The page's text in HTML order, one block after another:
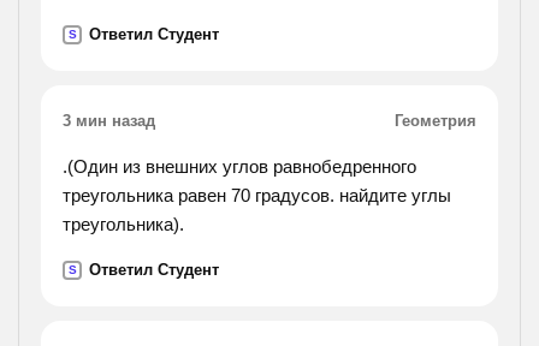
каждого из трёх друзей? составить к уравнение.).
S Ответил Студент
3 мин назад Геометрия
.(Один из внешних углов равнобедренного
треугольника равен 70 градусов. найдите углы
треугольника).
S Ответил Студент